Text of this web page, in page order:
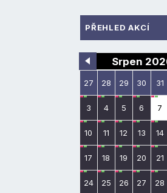
PŘEHLED AKCÍ
Srpen
27 28 29 30 31
3 4 5 6 7
10 11 12 13 14
17 18 19 20 21
24 25 26 27 28